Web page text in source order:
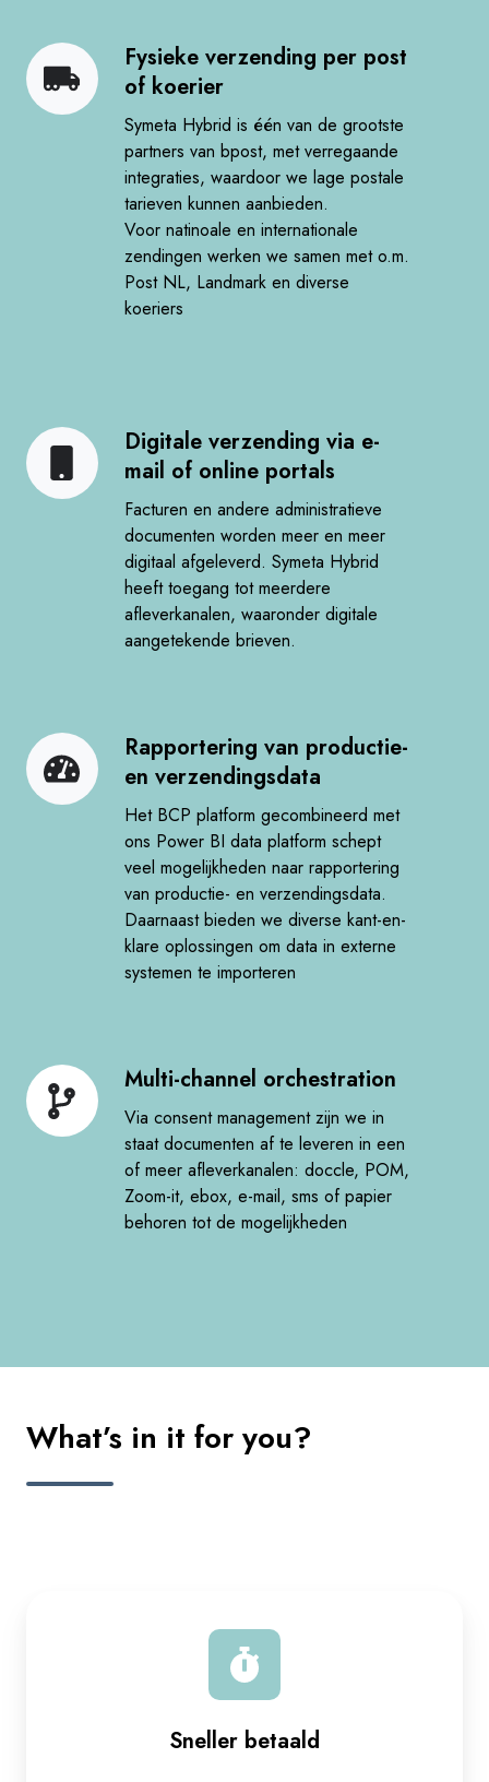
Fysieke verzending per post
of koerier​
Symeta Hybrid is één van de grootste
partners van bpost, met verregaande
integraties, waardoor we lage postale
tarieven kunnen aanbieden.​
Voor natinoale en internationale
zendingen werken we samen met o.m.
Post NL, Landmark en diverse
koeriers​
Fysieke
verzending
per
Digitale verzending via e-
mail of online portals​
Facturen en andere administratieve
documenten worden meer en meer
digitaal afgeleverd. Symeta Hybrid
heeft toegang tot meerdere
afleverkanalen, waaronder digitale
aangetekende brieven.​
Digitale
verzending
via
Rapportering van productie-
en verzendingsdata​
Het BCP platform gecombineerd met
ons Power BI data platform schept
veel mogelijkheden naar rapportering
van productie- en verzendingsdata.
Daarnaast bieden we diverse kant-en-
klare oplossingen om data in externe
systemen te importeren​
Rapportering
van
productie-
verzendingsdata
Multi-channel orchestration​
Via consent management zijn we in
staat documenten af te leveren in een
of meer afleverkanalen: doccle, POM,
Zoom-it, ebox, e-mail, sms of papier
behoren tot de mogelijkheden​
Multi-
channel
orchestration
What’s in it for you?​
Sneller betaald